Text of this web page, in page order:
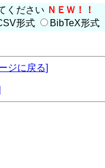
ください ＮＥＷ！！
形式 BibTeX形式
ジに戻る]